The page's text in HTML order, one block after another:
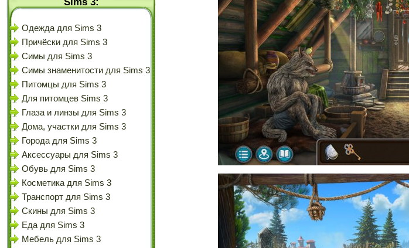
Одежда для Sims 3
Причёски для Sims 3
Симы для Sims 3
Симы знаменитости для Sims 3
Питомцы для Sims 3
Для питомцев Sims 3
Глаза и линзы для Sims 3
Дома, участки для Sims 3
Города для Sims 3
Аксессуары для Sims 3
Обувь для Sims 3
Косметика для Sims 3
Транспорт для Sims 3
Скины для Sims 3
Еда для Sims 3
Мебель для Sims 3